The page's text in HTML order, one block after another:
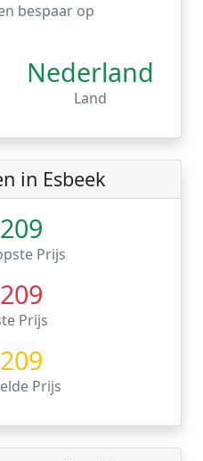
bespaar op
Nederland
Land
in Esbeek
Prijs
Prijs
Prijs